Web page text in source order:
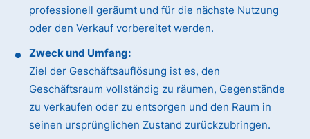
professionell geräumt und für die nächste Nutzung
oder den Verkauf vorbereitet werden.
Zweck und Umfang:
Ziel der Geschäftsauflösung ist es, den
Geschäftsraum vollständig zu räumen, Gegenstände
zu verkaufen oder zu entsorgen und den Raum in
seinen ursprünglichen Zustand zurückzubringen.